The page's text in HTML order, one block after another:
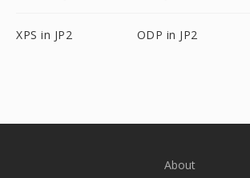
XPS in JP2 ODP in JP2
About